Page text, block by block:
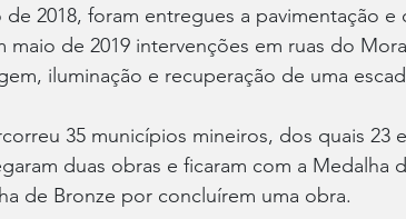
2018, foram entregues a pavimentação e
maio de 2019 intervenções em ruas do
iluminação e recuperação de uma
35 municípios mineiros, dos quais 23
duas obras e ficaram com a Medalha
de Bronze por concluírem uma obra.